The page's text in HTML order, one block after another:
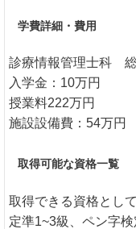
学費詳細・費用
診療情報管理士科
入学金：10万円
授業料222万円
施設設備費：54万円
取得可能な資格一覧
取得できる資格とし
定準1~3級、ペン字